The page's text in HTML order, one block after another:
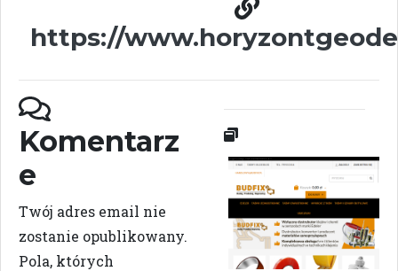
https://
Komentarz
e
Twój adres email nie
zostanie opublikowany.
Pola, których